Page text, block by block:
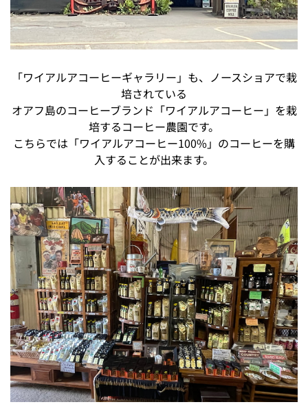
「ワイアルアコーヒーギャラリー」も、ノースショアで栽
培されている
オアフ島のコーヒーブランド「ワイアルアコーヒー」を栽
培するコーヒー農園です。
こちらでは「ワイアルアコーヒー100%」のコーヒーを購
入することが出来ます。